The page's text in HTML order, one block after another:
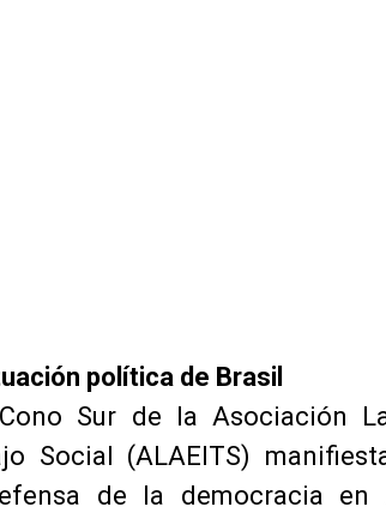
política de Brasil
Sur de la Asociación
Social (ALAEITS)
de la democracia en